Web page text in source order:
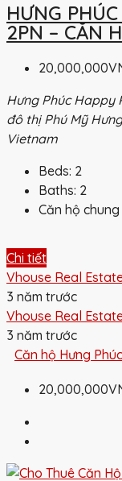
HƯNG
2PN – CĂN
Hưng Phúc Happy
đô thị Phú Mỹ
Vietnam
Beds: 2
Baths: 2
Căn hộ
Chi tiết
Vhouse Real
3 năm trước
Vhouse Real
3 năm trước
Căn hộ Hưng